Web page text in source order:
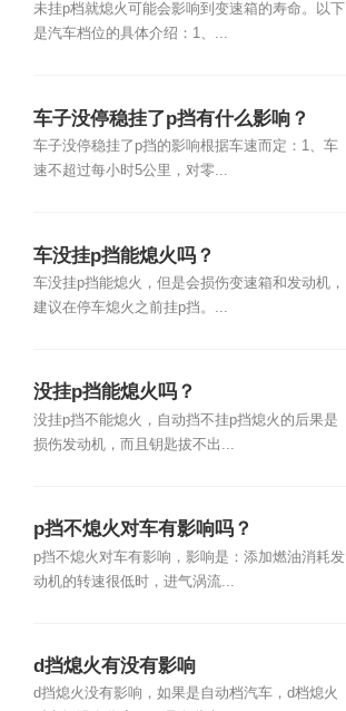
未挂p档就熄火可能会影响到变速箱的寿命。以下
是汽车档位的具体介绍：1、...
车子没停稳挂了p挡有什么影响？
车子没停稳挂了p挡的影响根据车速而定：1、车
速不超过每小时5公里，对零...
车没挂p挡能熄火吗？
车没挂p挡能熄火，但是会损伤变速箱和发动机，
建议在停车熄火之前挂p挡。...
没挂p挡能熄火吗？
没挂p挡不能熄火，自动挡不挂p挡熄火的后果是
损伤发动机，而且钥匙拔不出...
p挡不熄火对车有影响吗？
p挡不熄火对车有影响，影响是：添加燃油消耗发
动机的转速很低时，进气涡流...
d挡熄火有没有影响
d挡熄火没有影响，如果是自动档汽车，d档熄火